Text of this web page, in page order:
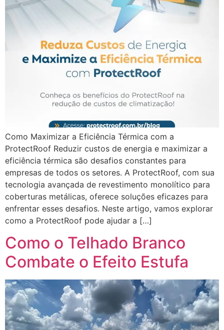
Como Maximizar a Eficiência Térmica com a
ProtectRoof Reduzir custos de energia e maximizar a
eficiência térmica são desafios constantes para
empresas de todos os setores. A ProtectRoof, com sua
tecnologia avançada de revestimento monolítico para
coberturas metálicas, oferece soluções eficazes para
enfrentar esses desafios. Neste artigo, vamos explorar
como a ProtectRoof pode ajudar a […]
Como o Telhado Branco
Combate o Efeito Estufa